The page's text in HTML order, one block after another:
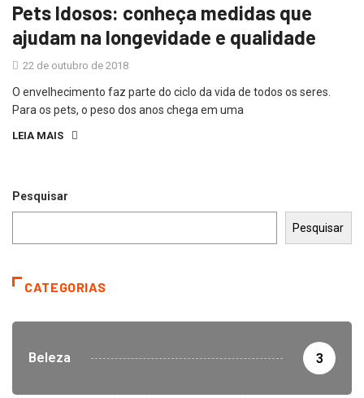
Pets Idosos: conheça medidas que
ajudam na longevidade e qualidade
22 de outubro de 2018
O envelhecimento faz parte do ciclo da vida de todos os seres.
Para os pets, o peso dos anos chega em uma
LEIA MAIS
Pesquisar
Pesquisar
CATEGORIAS
Beleza 3